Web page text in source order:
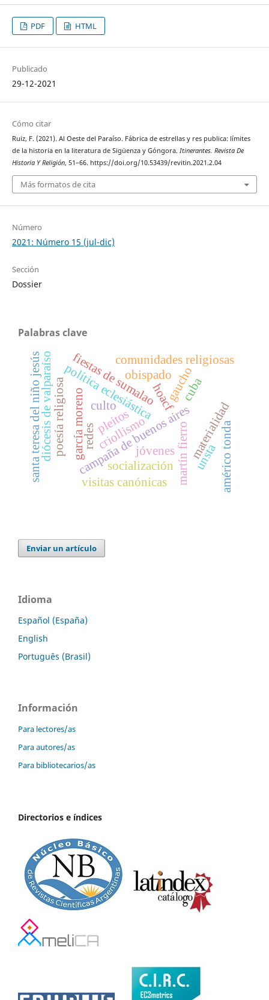
PDF HTML
Publicado
29-12-2021
Cómo citar
Ruiz, F. (2021). Al Oeste del Paraíso. Fábrica de estrellas y res publica: límites
de la historia en la literatura de Sigüenza y Góngora. Itinerantes. Revista De
Historia Y Religión, 51–66. https://doi.org/10.53439/revitin.2021.2.04
Más formatos de cita
Número
2021: Número 15 (jul-dic)
Sección
Dossier
Palabras clave
hoacf
campaña de buenos aires
gaucho
criollismo martín fierro
política eclesiástica
pleitos
visitas canónicas
diócesis de valparaíso fiestas de sumalao
garcía moreno
comunidades religiosas
materialidad
culto
cuba
obispado
santa teresa del niño jesúspoesía religiosa
socialización
jóvenes unsta
redes américo tonda
Enviar un artículo
Idioma
Español (España)
English
Português (Brasil)
Información
Para lectores/as
Para autores/as
Para bibliotecarios/as
Directorios e índices